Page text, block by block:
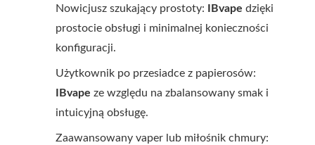
Nowicjusz szukający prostoty: IBvape dzięki
prostocie obsługi i minimalnej konieczności
konfiguracji.
Użytkownik po przesiadce z papierosów:
IBvape ze względu na zbalansowany smak i
intuicyjną obsługę.
Zaawansowany vaper lub miłośnik chmury: